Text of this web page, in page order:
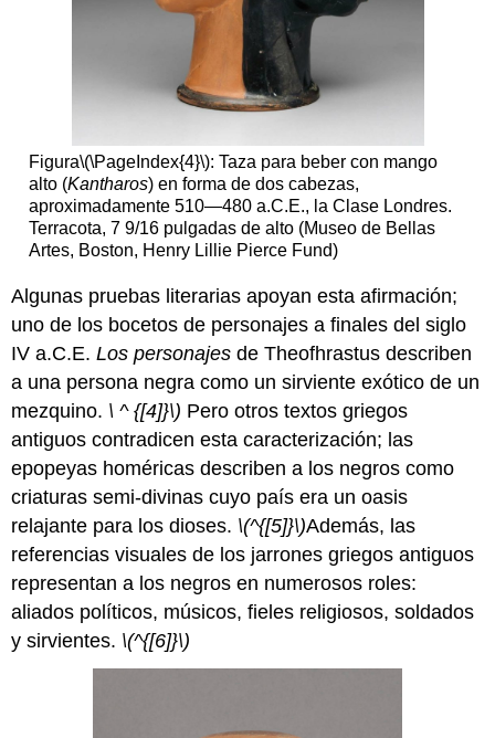
Figura\(\PageIndex{4}\): Taza para beber con mango
alto (Kantharos) en forma de dos cabezas,
aproximadamente 510—480 a.C.E., la Clase Londres.
Terracota, 7 9/16 pulgadas de alto (Museo de Bellas
Artes, Boston, Henry Lillie Pierce Fund)
Algunas pruebas literarias apoyan esta afirmación;
uno de los bocetos de personajes a finales del siglo
IV a.C.E.Los personajes de Theofhrastus describen
a una persona negra como un sirviente exótico de un
mezquino. \ ^ {[4]}\) Pero otros textos griegos
antiguos contradicen esta caracterización; las
epopeyas homéricas describen a los negros como
criaturas semi-divinas cuyo país era un oasis
relajante para los dioses. \(^{[5]}\)Además, las
referencias visuales de los jarrones griegos antiguos
representan a los negros en numerosos roles:
aliados políticos, músicos, fieles religiosos, soldados
y sirvientes. \(^{[6]}\)